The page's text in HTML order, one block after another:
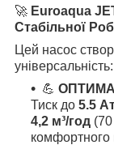
🚀 Euroaqua
Стабільної
Цей насос
універсальність:
💪
Тиск до 5.5
4,2 м³/год
комфортного